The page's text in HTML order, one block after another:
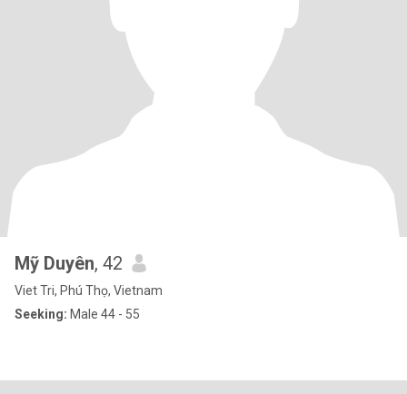
Mỹ Duyên, 42
Viet Tri, Phú Thọ, Vietnam
Seeking: Male 44 - 55